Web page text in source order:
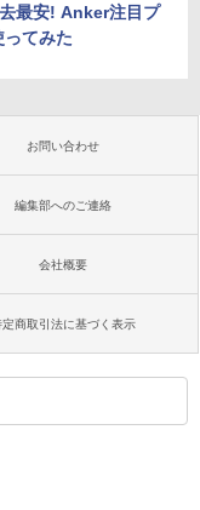
最安! Anker注目プ
ってみた
お問い合わせ
編集部へのご連絡
会社概要
定商取引法に基づく表示